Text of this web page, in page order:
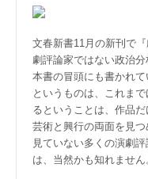
文春新書11月の新刊で
劇評論家ではない政治
本書の冒頭にも書かれ
というものは、これま
るということは、作品
芸術と興行の両面を見
見ていない多くの演劇
は、当然かも知れません